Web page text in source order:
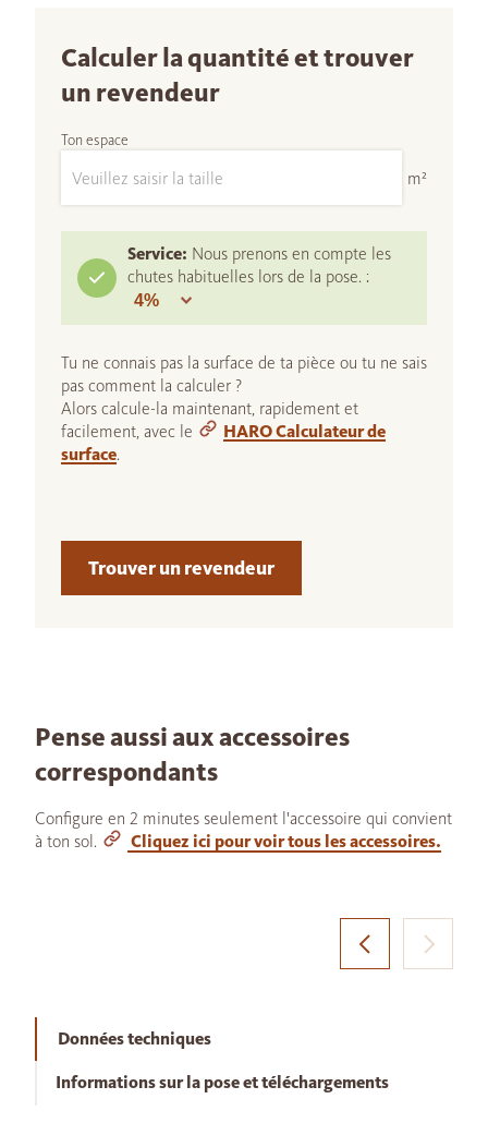
Calculer la quantité et trouver
un revendeur
Ton espace
m²
Service: Nous prenons en compte les
chutes habituelles lors de la pose. :
Tu ne connais pas la surface de ta pièce ou tu ne sais
pas comment la calculer ?
Alors calcule-la maintenant, rapidement et
facilement, avec le
HARO Calculateur de
surface.
Trouver un revendeur
Pense aussi aux accessoires
correspondants
Configure en 2 minutes seulement l'accessoire qui convient
à ton sol.
Cliquez ici pour voir tous les accessoires.
Données techniques
Informations sur la pose et téléchargements